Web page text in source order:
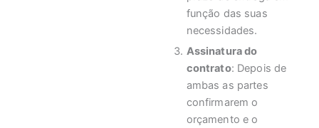
função das suas
necessidades.
Assinatura do
contrato: Depois de
ambas as partes
confirmarem o
orçamento e o